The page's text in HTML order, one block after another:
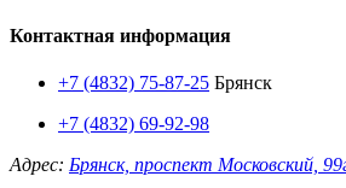
Контактная информация
+7 (4832) 75-87-25 Брянск
+7 (4832) 69-92-98
Адрес: Брянск, проспект Московский,